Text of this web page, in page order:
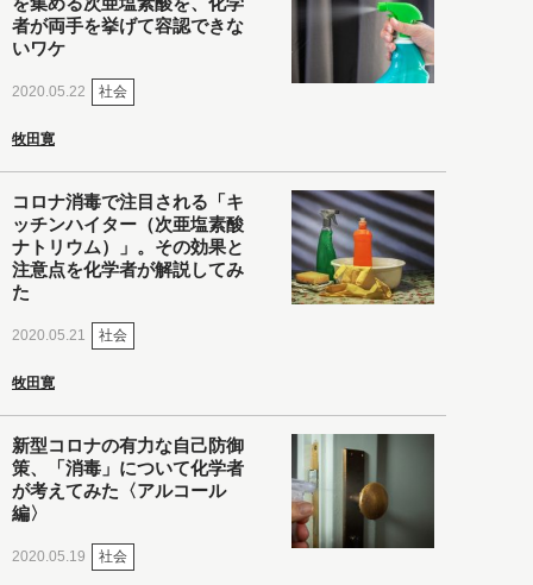
者が両手を挙げて容認できな
いワケ
2020.05.22 社会
牧田寛
コロナ消毒で注目される「キ
ッチンハイター（次亜塩素酸
ナトリウム）」。その効果と
注意点を化学者が解説してみ
た
2020.05.21 社会
牧田寛
新型コロナの有力な自己防御
策、「消毒」について化学者
が考えてみた〈アルコール
編〉
2020.05.19 社会